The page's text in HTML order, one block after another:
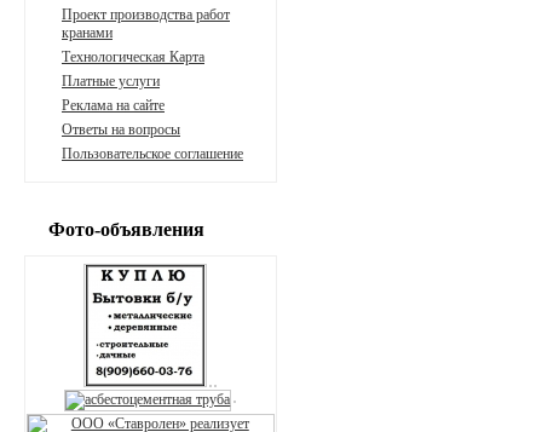
Проект производства работ
кранами
Технологическая Карта
Платные услуги
Реклама на сайте
Ответы на вопросы
Пользовательское соглашение
Фото-объявления